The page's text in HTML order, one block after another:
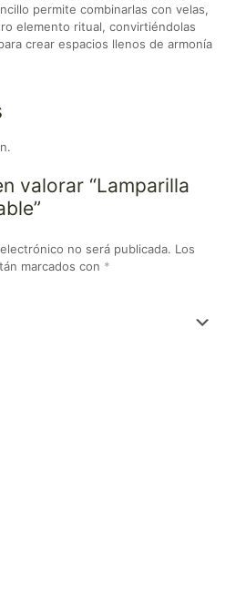
permite combinarlas con velas,
elemento ritual, convirtiéndolas
crear espacios llenos de armonía
valorar “Lamparilla
no será publicada. Los
marcados con *